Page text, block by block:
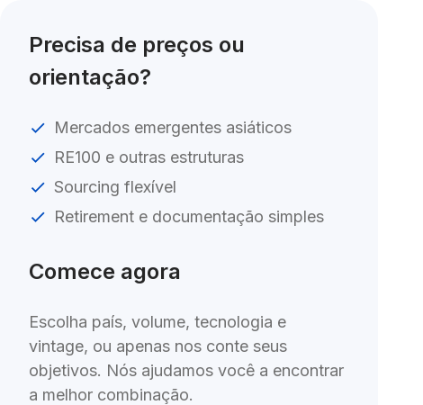
Precisa de preços ou
orientação?
Mercados emergentes asiáticos
RE100 e outras estruturas
Sourcing flexível
Retirement e documentação simples
Comece agora
Escolha país, volume, tecnologia e
vintage, ou apenas nos conte seus
objetivos. Nós ajudamos você a encontrar
a melhor combinação.